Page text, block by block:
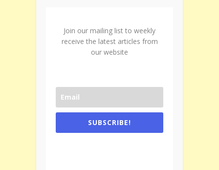
Join our mailing list to weekly
receive the latest articles from
our website
SUBSCRIBE!